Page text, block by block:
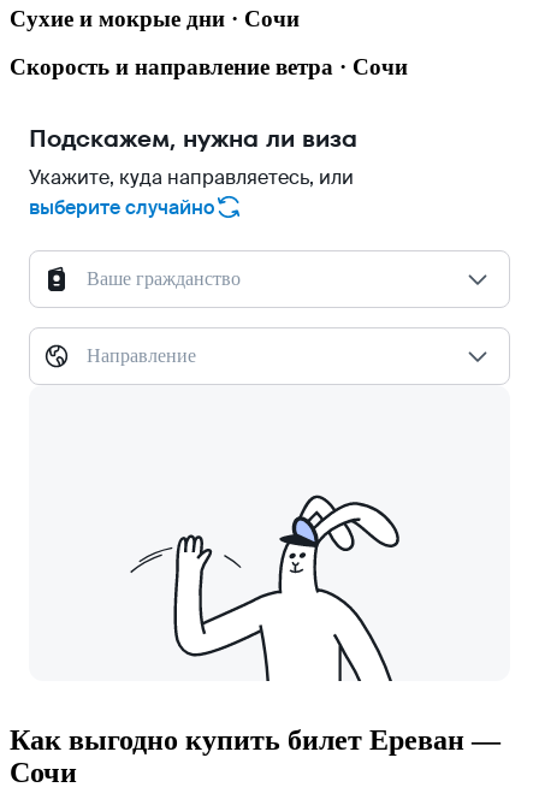
Сухие и мокрые дни · Сочи
Скорость и направление ветра · Сочи
Подскажем, нужна ли виза
Укажите, куда направляетесь, или
выберите случайно
Ваше гражданство
Направление
Как выгодно купить билет Ереван —
Сочи